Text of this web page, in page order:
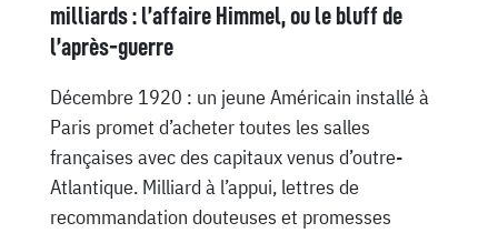
milliards : l’affaire Himmel, ou le bluff de
l’après-guerre
Décembre 1920 : un jeune Américain installé à
Paris promet d’acheter toutes les salles
françaises avec des capitaux venus d’outre-
Atlantique. Milliard à l’appui, lettres de
recommandation douteuses et promesses